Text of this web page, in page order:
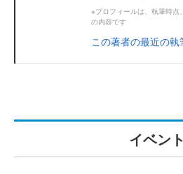
※プロフィールは、執筆時点
の内容です
この著者の最近の執
イベント